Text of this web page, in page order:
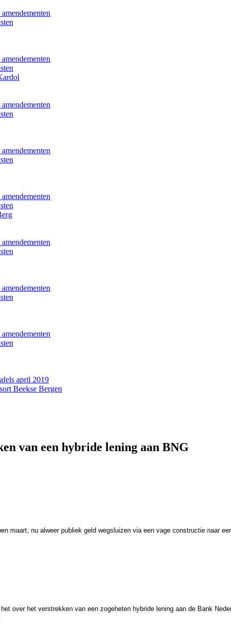
april 2019
Beekse Bergen
van een hybride lening aan BNG
maart, nu alweer publiek geld wegsluizen via een vage constructie naar
over het verstrekken van een zogeheten hybride lening aan de Bank